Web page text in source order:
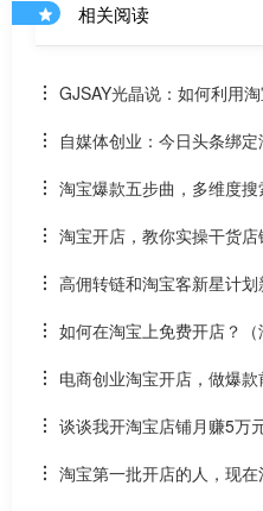
相关阅读
GJSAY光晶说：如何利用
自媒体创业：今日头条绑
淘宝爆款五步曲，多维度
淘宝开店，教你实操干货
高佣转链和淘宝客新星计
有什么区别？
如何在淘宝上免费开店？（
电商创业淘宝开店，做爆
您 谈谈我开淘宝店铺月赚5万
习资料！
淘宝第一批开店的人，现